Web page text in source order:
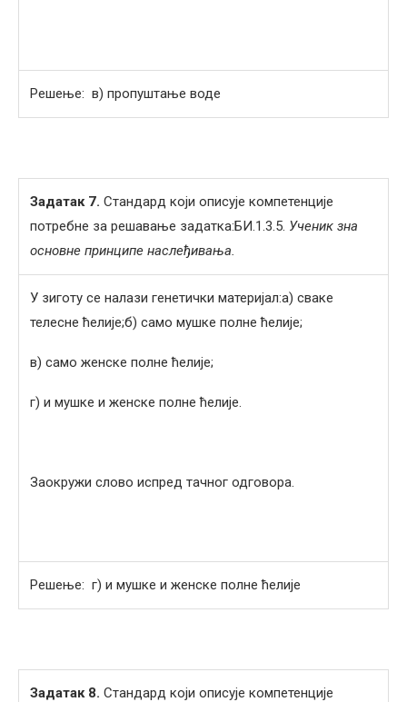
Решење: в) пропуштање воде
Задатак 7. Стандард који описује компетенције
потребне за решавање задатка:БИ.1.3.5. Ученик зна
основне принципе наслеђивања.
У зиготу се налази генетички материјал:а) свaке
телесне ћелије;б) само мушке полне ћелије;
в) само женске полне ћелије;
г) и мушке и женске полне ћелије.
Заокружи слово испред тачног одговора.
Решење: г) и мушке и женске полне ћелије
Задатак 8. Стандард који описује компетенције